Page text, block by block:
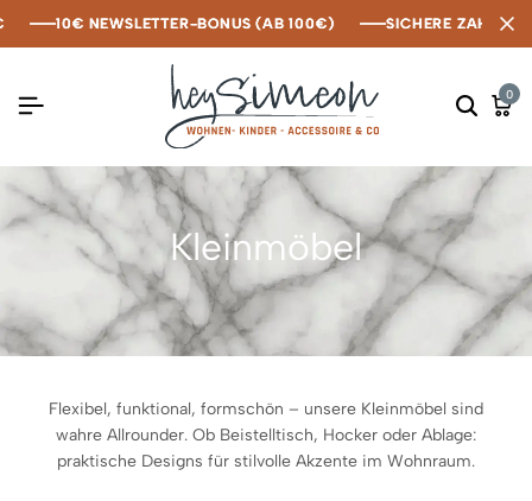
10€ NEWSLETTER-BONUS (AB 100€) SICHERE ZAHLUNG
10€ NEWSLETTER-BONUS (AB 100€) SICHERE ZAHLUNG
10€ NEWSLETTER-BONUS (AB 100€) SICHERE ZAHLUNG
0
Kleinmöbel
Flexibel, funktional, formschön – unsere Kleinmöbel sind
wahre Allrounder. Ob Beistelltisch, Hocker oder Ablage:
praktische Designs für stilvolle Akzente im Wohnraum.